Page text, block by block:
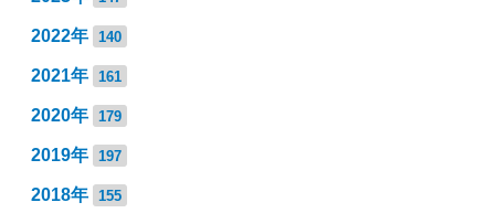
2022年 140
2021年 161
2020年 179
2019年 197
2018年 155